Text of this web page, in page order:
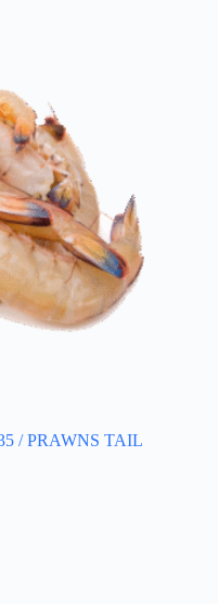
/ PRAWNS TAIL